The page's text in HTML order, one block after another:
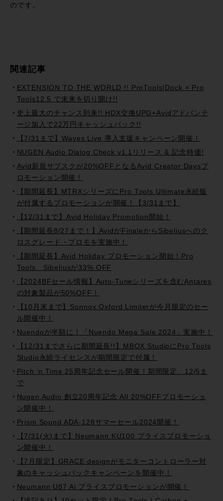
のです。
関連記事
EXTENSION TO THE WORLD !! ProTools|Dock × Pro
Tools12.5 で未来を切り開け!!
史上最大のチャンス到来!! HDX交換UPG+Avidアドバンテ
ージ加入で22万円キャッシュバック!!
【7/31まで】Waves Live 導入支援キャンペーン開催！
NUGEN Audio Dialog Check v1.1リリース & 記念特価!
Avid新規サブスクが20%OFFとなるAvid Creator Daysプ
ロモーション開催！
【期間延長】MTRXシリーズにPro Tools Ultimate永続版
が付属するプロモーションが開催！【3/31まで】
【12/31まで】Avid Holiday Promotion開始！
【期間延長8/27まで！】AvidがFinaleからSibeliusへのク
ロスグレード・プロモを実施中！
【期間延長】Avid Holiday プロモーション開始！Pro
Tools、Sibeliusが33% OFF
【2024BFセール情報】Auto-Tuneシリーズを含むAntares
の対象製品が50%OFF！
【10月末まで】Sonnox Oxford Limiterが今月限定のセー
ル開催中！
Nuendoが半額に！「Nuendo Mega Sale 2024」実施中！
【12/31までさらに期間延長!!】MBOX StudioにPro Tools
Studio永続ライセンスが期間限定で付属！
Pitch ‘n Time 25周年記念セール開催！期間限定、12/5ま
で
Nugen Audio 創立20周年記念 All 20%OFFプロモーショ
ン開催中！
Prism Sound ADA-128サマーセール2024開催！
【7/31(火)まで】Neumann KU100 プライスプロモーショ
ン開催中！
【7月限定】GRACE designがモニターコントローラー対
象のキャッシュバックキャンペーンを開催中！
Neumann U87 Ai プライスプロモーションが開催！